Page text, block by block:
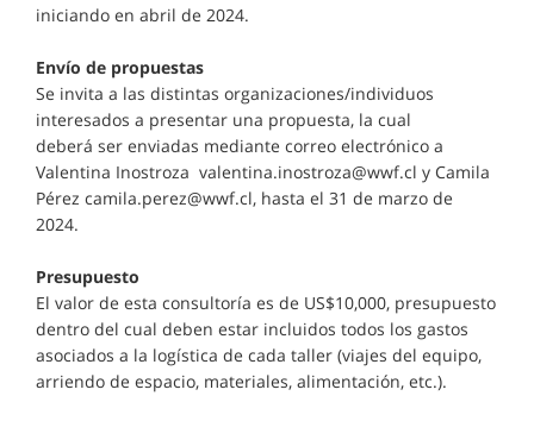
iniciando en abril de 2024.
Envío de propuestas
Se invita a las distintas organizaciones/individuos
interesados a presentar una propuesta, la cual
deberá ser enviadas mediante correo electrónico a
Valentina Inostroza valentina.inostroza@wwf.cl y Camila
Pérez camila.perez@wwf.cl, hasta el 31 de marzo de
2024.
Presupuesto
El valor de esta consultoría es de US$10,000, presupuesto
dentro del cual deben estar incluidos todos los gastos
asociados a la logística de cada taller (viajes del equipo,
arriendo de espacio, materiales, alimentación, etc.).